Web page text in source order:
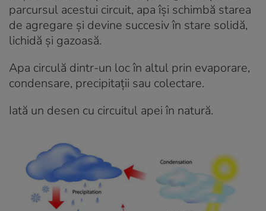
parcursul acestui circuit, apa își schimbă starea
de agregare și devine succesiv în stare solidă,
lichidă și gazoasă.
Apa circulă dintr-un loc în altul prin evaporare,
condensare, precipitații sau colectare.
Iată un desen cu circuitul apei în natură.